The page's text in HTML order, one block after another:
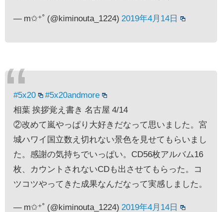
— m✩⁺˚ (@kiminouta_1224) 2019年4月14日
#5x20
#5x20andmore
相葉 挨拶覚え書き 名古屋 4/14
②改めて嵐やっぱり大好きだなって思いました。宮
城ハワイ国立数え切れない景色を見せてもらいまし
た。感謝の気持ちでいっぱい。CD56枚アルバム16
枚、カウントされないCDも出させてもらった。コ
ツコツやってきた成果なんだなって実感しました。
— m✩⁺˚ (@kiminouta_1224) 2019年4月14日